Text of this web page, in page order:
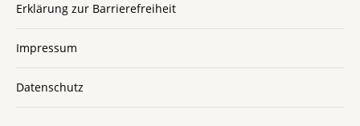
Erklärung zur Barrierefreiheit
Impressum
Datenschutz